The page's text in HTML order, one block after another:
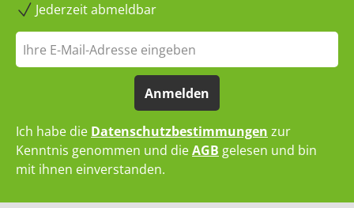
Jederzeit abmeldbar
Anmelden
Ich habe die Datenschutzbestimmungen zur
Kenntnis genommen und dieAGB gelesen und bin
mit ihnen einverstanden.